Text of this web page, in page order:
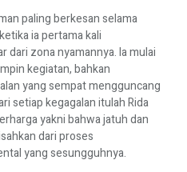
paling berkesan selama
ia pertama kali
dari zona nyamannya. Ia mulai
kegiatan, bahkan
yang sempat mengguncang
setiap kegagalan itulah Rida
yakni bahwa jatuh dan
dari proses
yang sesungguhnya.